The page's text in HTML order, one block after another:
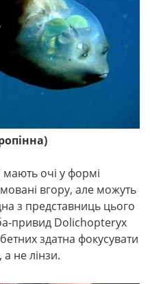
очі у формі
вгору, але можуть
з представниць цього
привид Dolichopteryx
здатна фокусувати
не лінзи.